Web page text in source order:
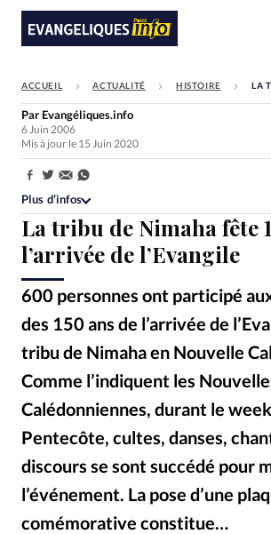
FAIRE UN DON
Faire un don
Société
Monde
Bible
Toute l'actualité
Se connecter
CHF
RUBRIQUES
Toute l'actualité Bible Culture
Eglises
Histoire Laicité
Liberté
Mission
Monde People
Société
ACCUEIL ACTUALITÉ HISTOIRE LA TRIBU
La tribu de Nimaha fête
l’arrivée de l’Evangile
600 personnes ont participé
des 150 ans de l’arrivée de
tribu de Nimaha en Nouvelle
Comme l’indiquent les
Calédonniennes, durant le
Pentecôte, cultes, danses,
discours se sont succédé pour
l’événement. La pose d’une
comémorative constitue…
Par Evangéliques.info
6 Juin 2006
Mis à jour le 15 Juin 2020
Partager:
Plus d’infos